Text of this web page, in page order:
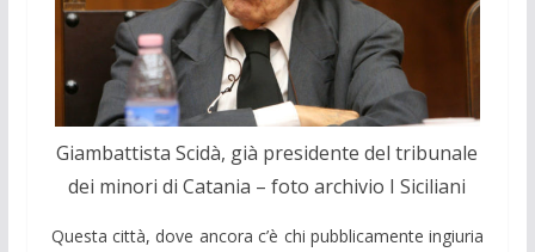
Giambattista Scidà, già presidente del tribunale
dei minori di Catania – foto archivio I Siciliani
Questa città, dove ancora c’è chi pubblicamente ingiuria